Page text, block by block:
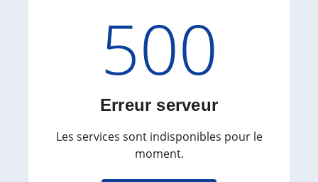
Code
500
Erreur serveur
Les services sont indisponibles pour le
moment.